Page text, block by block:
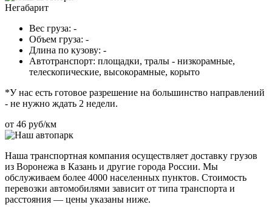
Негабарит
Вес груза: -
Объем груза: -
Длина по кузову: -
Автотранспорт: площадки, тралы - низкорамные,
телескопические, высокорамные, корыто
*У нас есть готовое разрешение на большинство направлений
- не нужно ждать 2 недели.
от 46 руб/км
Наша транспортная компания осуществляет доставку грузов
из Воронежа в Казань и другие города России. Мы
обслуживаем более 4000 населенных пунктов. Стоимость
перевозки автомобилями зависит от типа транспорта и
расстояния — цены указаны ниже.